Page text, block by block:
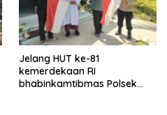
Jelang HUT ke-81
kemerdekaan RI
bhabinkamtibmas Polsek